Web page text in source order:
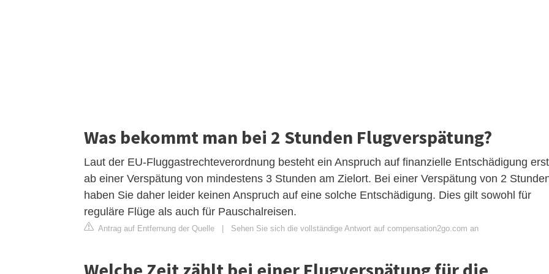
Was bekommt man bei 2 Stunden Flugverspätung?
Laut der EU-Fluggastrechteverordnung besteht ein Anspruch auf finanzielle Entschädigung erst
ab einer Verspätung von mindestens 3 Stunden am Zielort. Bei einer Verspätung von 2
haben Sie daher leider keinen Anspruch auf eine solche Entschädigung. Dies gilt sowohl für
reguläre Flüge als auch für Pauschalreisen.
Antrag auf Entfernung der Quelle Sehen Sie sich die vollständige Antwort auf compensation2go.com an